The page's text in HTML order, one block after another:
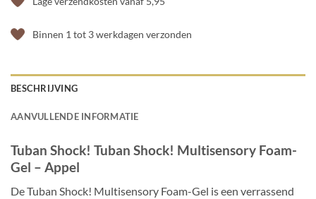
Binnen 1 tot 3 werkdagen verzonden
BESCHRIJVING
AANVULLENDE INFORMATIE
Tuban Shock! Tuban Shock! Multisensory Foam-
Gel – Appel
De Tuban Shock! Multisensory Foam-Gel is een verrassend